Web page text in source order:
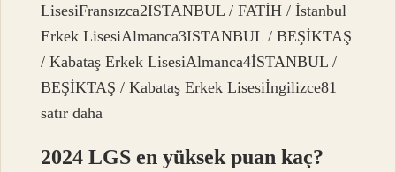
LisesiFransızca2ISTANBUL / FATİH / İstanbul
Erkek LisesiAlmanca3ISTANBUL / BEŞİKTAŞ
/ Kabataş Erkek LisesiAlmanca4İSTANBUL /
BEŞİKTAŞ / Kabataş Erkek Lisesiİngilizce81
satır daha
2024 LGS en yüksek puan kaç?